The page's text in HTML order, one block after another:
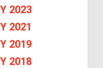
2023
2021
2019
2018